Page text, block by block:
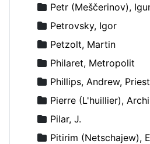
Petr (Meščerinov),
Petrovsky, Igor
Petzolt, Martin
Philaret, Metropolit
Phillips, Andrew,
Pierre (L'huillier),
Pilar, J.
Pitirim (Netschajew),